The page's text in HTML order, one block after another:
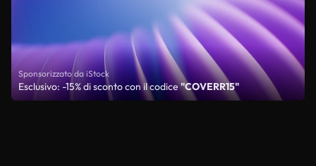
Sponsorizzato da iStock
Esclusivo: -15% di sconto con il codice"COVERR15"